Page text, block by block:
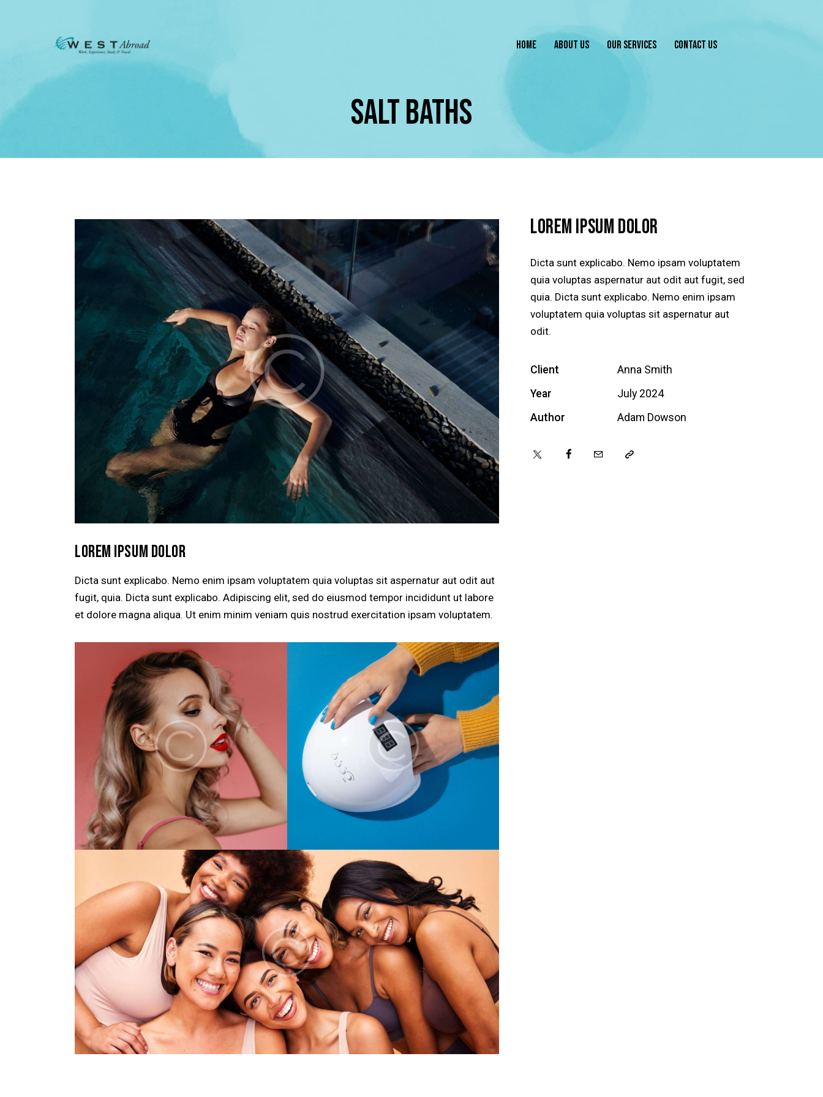
HOME ABOUT US OUR SERVICES CONTACT US
SALT BATHS
LOREM IPSUM DOLOR
Dicta sunt explicabo. Nemo enim ipsam voluptatem quia voluptas sit aspernatur aut odit aut
fugit, quia. Dicta sunt explicabo. Adipiscing elit, sed do eiusmod tempor incididunt ut labore
et dolore magna aliqua. Ut enim minim veniam quis nostrud exercitation ipsam voluptatem.
LOREM IPSUM DOLOR
Dicta sunt explicabo. Nemo ipsam voluptatem
quia voluptas aspernatur aut odit aut fugit, sed
quia. Dicta sunt explicabo. Nemo enim ipsam
voluptatem quia voluptas sit aspernatur aut
odit.
Client
Anna Smith
Year
July 2024
Author
Adam Dowson